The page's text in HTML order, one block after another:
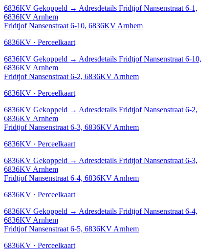
6836KV Gekoppeld → Adresdetails Fridtjof Nansenstraat 6-1,
6836KV Arnhem
Fridtjof Nansenstraat 6-10, 6836KV Arnhem
6836KV · Perceelkaart
6836KV Gekoppeld → Adresdetails Fridtjof Nansenstraat 6-10,
6836KV Arnhem
Fridtjof Nansenstraat 6-2, 6836KV Arnhem
6836KV · Perceelkaart
6836KV Gekoppeld → Adresdetails Fridtjof Nansenstraat 6-2,
6836KV Arnhem
Fridtjof Nansenstraat 6-3, 6836KV Arnhem
6836KV · Perceelkaart
6836KV Gekoppeld → Adresdetails Fridtjof Nansenstraat 6-3,
6836KV Arnhem
Fridtjof Nansenstraat 6-4, 6836KV Arnhem
6836KV · Perceelkaart
6836KV Gekoppeld → Adresdetails Fridtjof Nansenstraat 6-4,
6836KV Arnhem
Fridtjof Nansenstraat 6-5, 6836KV Arnhem
6836KV · Perceelkaart